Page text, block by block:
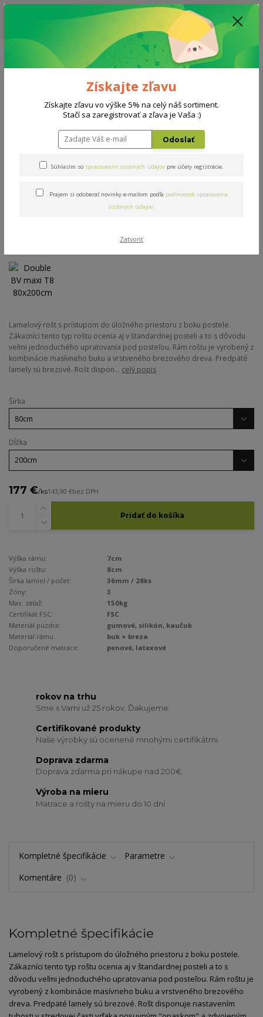
ZĽAVA: VŠETKY VYSTAVENÉ POSTELE ZA 400€ - CENA MATRACU A ROŠTU
PODĽA VÝBERU / DODACIA LEHOTA JE AKTUÁLNE 10-15 PRACOVNÝCH
Menu
0908 777 700 Po-So: 10-18 hod.
0
Double BV maxi T8
80x200cm
Lamelový rošt s prístupom do úložného priestoru z boku postele.
Zákazníci tento typ roštu ocenia aj v štandardnej posteli a to s dôvodu
veľmi jednoduchého upratovania pod posteľou. Rám roštu je vyrobený z
kombinácie masívneho buku a vrstveného brezového dreva. Predpäté
lamely sú brezové. Rošt dispon... celý popis
Šírka
Dĺžka
177 €/ks143,90 €bez DPH
Pridať do košíka
Výška rámu:
7cm
Výška roštu:
8cm
Šírka lamiel / počet:
36mm / 28ks
Zóny:
3
Max. záťaž:
150kg
Certifikát FSC:
FSC
Materiál púzdra:
gumové, silikón, kaučuk
Materiál rámu:
buk + breza
Doporučené matrace:
penové, latexové
rokov na trhu
Sme s Vami už 25 rokov. Ďakujeme.
Certifikované produkty
Naše výrobky sú ocenené mnohými certifikátmi.
Doprava zdarma
Doprava zdarma pri nákupe nad 200€
Výroba na mieru
Matrace a rošty na mieru do 10 dní
Kompletné špecifikácie
Parametre
Komentáre
0
Kompletné špecifikácie
Lamelový rošt s prístupom do úložného priestoru z boku postele.
Zákazníci tento typ roštu ocenia aj v štandardnej posteli a to s
dôvodu veľmi jednoduchého upratovania pod posteľou. Rám roštu je
vyrobený z kombinácie masívneho buku a vrstveného brezového
dreva. Predpäté lamely sú brezové. Rošt disponuje nastavením
Získajte zľavu
Získajte zľavu vo výške 5% na celý náš sortiment.
Stačí sa zaregistrovať a zľava je Vaša :)
Odoslať
Súhlasím so spracovaním osobných údajov pre účely registrácie.
Prajem si odoberať novinky e-mailom podľa podmienok spracovania
osobných údajov.
Zatvoriť